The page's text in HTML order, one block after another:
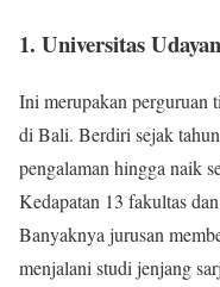
1. Universitas
Ini merupakan perguruan
di Bali. Berdiri sejak
pengalaman hingga naik
Kedapatan 13 fakultas
Banyaknya jurusan
menjalani studi jenjang